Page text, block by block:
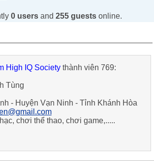
0 usersand 255 guestsonline.
High IQ Societythành viên 769:
Tùng
- Huyện Vạn Ninh - Tỉnh Khánh Hòa
chơi thể thao, chơi game,.....